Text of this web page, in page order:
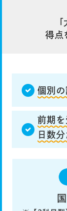
得点
個別の
前期を
日数